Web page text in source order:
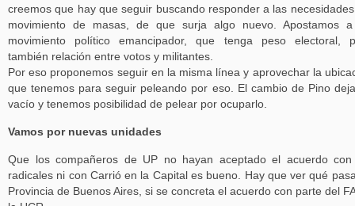
creemos que hay que seguir buscando responder a las
movimiento de masas, de que surja algo nuevo. Apostamos
movimiento político emancipador, que tenga peso electoral,
también relación entre votos y militantes.
Por eso proponemos seguir en la misma línea y aprovechar la
que tenemos para seguir peleando por eso. El cambio de Pino
vacío y tenemos posibilidad de pelear por ocuparlo.
Vamos por nuevas unidades
Que los compañeros de UP no hayan aceptado el acuerdo
radicales ni con Carrió en la Capital es bueno. Hay que ver qué
Provincia de Buenos Aires, si se concreta el acuerdo con parte del